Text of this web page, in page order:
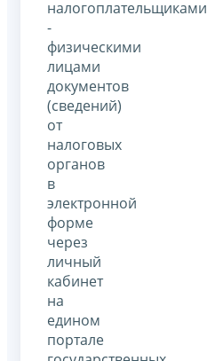
налогоплательщиками
-
физическими
лицами
документов
(сведений)
от
налоговых
органов
в
электронной
форме
через
личный
кабинет
на
едином
портале